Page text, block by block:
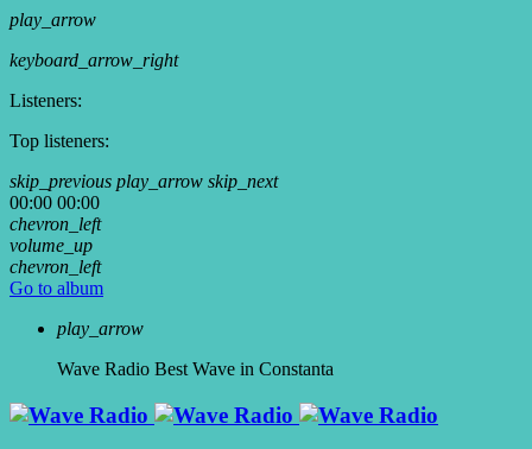
play_arrow
keyboard_arrow_right
Listeners:
Top listeners:
skip_previous play_arrow skip_next
00:00 00:00
chevron_left
volume_up
chevron_left
Go to album
play_arrow
Wave Radio Best Wave in Constanta